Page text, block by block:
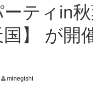
ティin
国】 が開
minegishi